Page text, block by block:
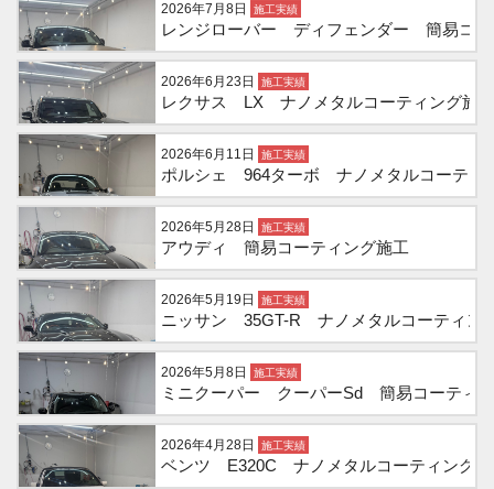
2026年7月8日 施工実績
レンジローバー ディフェンダー 簡易コー
2026年6月23日 施工実績
レクサス LX ナノメタルコーティング施
2026年6月11日 施工実績
ポルシェ 964ターボ ナノメタルコーティ
2026年5月28日 施工実績
アウディ 簡易コーティング施工
2026年5月19日 施工実績
ニッサン 35GT-R ナノメタルコーティン
2026年5月8日 施工実績
ミニクーパー クーパーSd 簡易コーティ
2026年4月28日 施工実績
ベンツ E320C ナノメタルコーティング施